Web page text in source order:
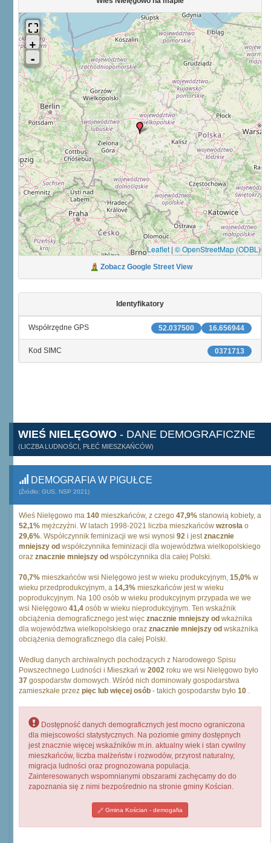
Leaflet | © OpenStreetMap (ODBL)
Zobacz Google Street View
Identyfikatory
16.656944
52.037500
Współrzędne GPS
0371713
Kod SIMC
WIEŚ NIELĘGOWO - DANE DEMOGRAFICZNE
(LICZBA LUDNOŚCI, PŁEĆ MIESZKAŃCÓW)
DEMOGRAFIA W PIGUŁCE
(Źródło: GUS, NSP 2021)
Wieś Nielęgowo ma 140 mieszkańców, z czego 47,9% stanowią kobiety, a
52,1% mężczyźni. W latach 1998-2021 liczba mieszkańców wzrosła o
29,6%. Współczynnik feminizacji we wsi wynosi 92 i jestznacznie
mniejszy od współczynnika feminizacji dla województwa wielkopolskiego
oraz znacznie mniejszy od współczynnika dla całej Polski.
70,7% mieszkańców wsi Nielęgowo jest w wieku produkcyjnym, 15,0% w
wieku przedprodukcyjnym, a 14,3% mieszkańców jest w wieku
poprodukcyjnym. Na 100 osób w wieku produkcyjnym przypada we we
wsi Nielęgowo 41,4 osób w wieku nieprodukcyjnym. Ten wskaźnik
obciążenia demograficznego jest więc znacznie mniejszy od wkażnika
dla województwa wielkopolskiego oraz znacznie mniejszy od wskażnika
obciążenia demograficznego dla całej Polski.
Według danych archiwalnych pochodzących z Narodowego Spisu
Powszechnego Ludności i Mieszkań w 2002 roku we wsi Nielęgowo było
37 gospodarstw domowych. Wśród nich dominowały gospodarstwa
zamieszkałe przez pięc lub więcej osób - takich gospodarstw było 10 .
Dostępność danych demograficznych jest mocno ograniczona
dla miejscowości statystycznych. Na poziomie gminy dostępnych
jest znacznie więcej wskaźników m.in. aktualny wiek i stan cywilny
mieszkańców, liczba małżeństw i rozwodów, przyrost naturalny,
migracja ludności oraz prognozowana populacja.
Zainteresowanych wspomnianymi obszarami zachęcamy do do
zapoznania się z nimi bezpośrednio na stronie gminy Kościan.
Gmina Kościan - demogafia